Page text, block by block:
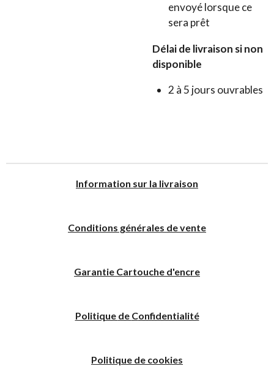
envoyé lorsque ce
sera prêt
Délai de livraison si non
disponible
2 à 5 jours ouvrables
Information sur la livraison
Conditions générales de vente
Garantie Cartouche d'encre
Politique de Confidentialité
Politique de cookies